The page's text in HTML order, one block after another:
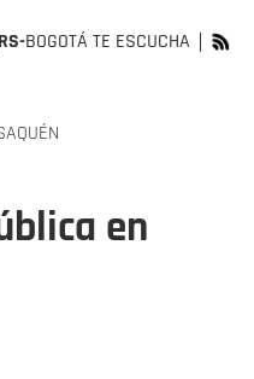
BOGOTÁ TE ESCUCHA
en